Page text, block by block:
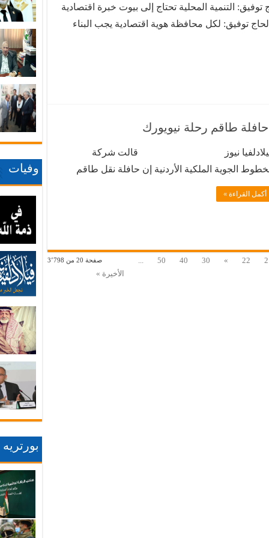
توفيق: التنمية المحلية تحتاج إلى بيوت خبرة اقتصادية
توفيق: لكل محافظة هوية اقتصادية يجب البناء
الطريق لمعالجة الفقر و البطالة عمّان – دعت غرفة
مشروع قانون الإدارة المحلية نصاً يقضي بإنشاء
طاقم رحلة نيويورك
نيوز قالت شركة
الجوية الملكية الأردنية إن حافلة نقل طاقم
أكمل القراءة »
صفحة 20 من 3٬798 22
»
30
40
50
...
الأخيرة »
وفيات
بورتريه